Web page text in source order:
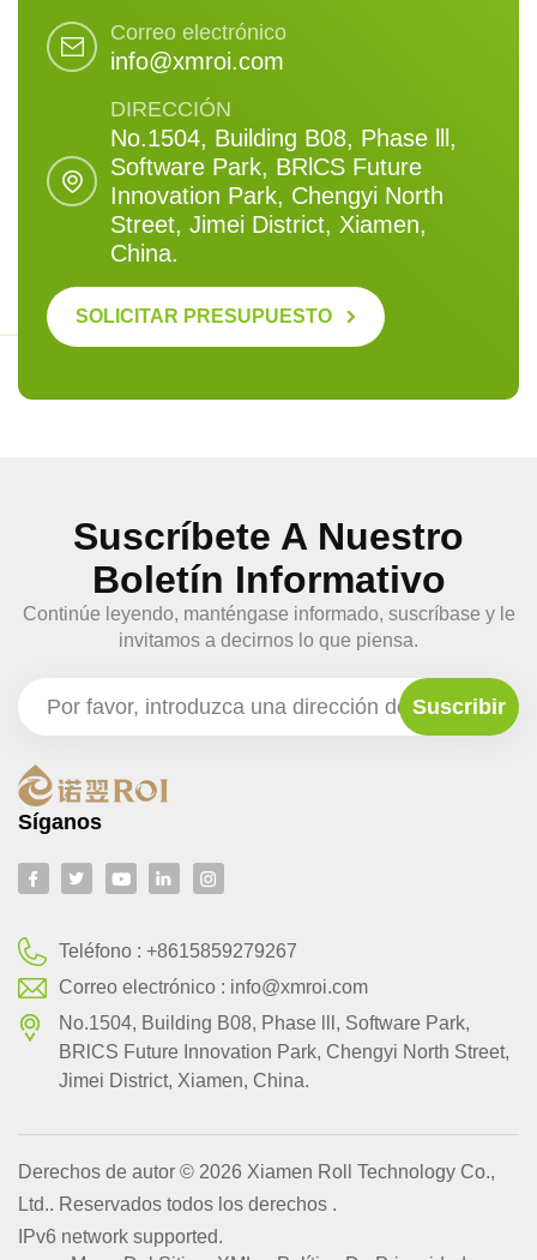
Correo electrónico
info@xmroi.com
DIRECCIÓN
No.1504, Building B08, Phase lll,
Software Park, BRlCS Future
Innovation Park, Chengyi North
Street, Jimei District, Xiamen,
China.
SOLICITAR PRESUPUESTO
Suscríbete A Nuestro
Boletín Informativo
Continúe leyendo, manténgase informado, suscríbase y le
invitamos a decirnos lo que piensa.
Síganos
Teléfono :+8615859279267
Correo electrónico : info@xmroi.com
No.1504, Building B08, Phase lll, Software Park,
BRlCS Future Innovation Park, Chengyi North Street,
Jimei District, Xiamen, China.
Derechos de autor © 2026 Xiamen Roll Technology Co.,
Ltd.. Reservados todos los derechos .
IPv6 network supported.